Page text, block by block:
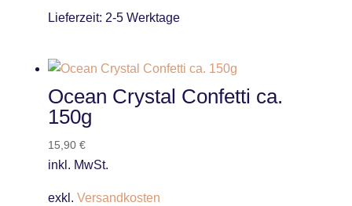
Lieferzeit: 2-5 Werktage
Ocean Crystal Confetti ca.
150g
15,90 €
inkl. MwSt.
exkl. Versandkosten